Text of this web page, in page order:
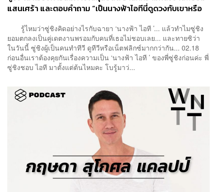
แสนเศร้า และตอบคำถาม “เป็นนางฟ้าไอทีนี่ดูดวงกับเขาหรือ
รู้ไหมว่าซู่ชิงคิดอย่างไรกับฉายา ‘นางฟ้า ไอที ’... แล้วทำไมซู่ชิง
ยอมตกลงเป็นคู่เดตงานพรอมกับคนที่เธอไม่ชอบเลย... และทายซิว่า
ในวันนี้ ซู่ชิงผู้เป็นคนทำทีวี ดูทีวีหรือเน็ตฟลิกซ์มากกว่ากัน... 02.18
ก่อนอื่นเราต้องคุยกันเรื่องความเป็น ‘นางฟ้า ไอที ’ ของพี่ซู่ชิงก่อนค่ะ พี่
ซู่ชิงชอบ ไอที มาตั้งแต่ต้นไหมคะ โบรู้มาว่...